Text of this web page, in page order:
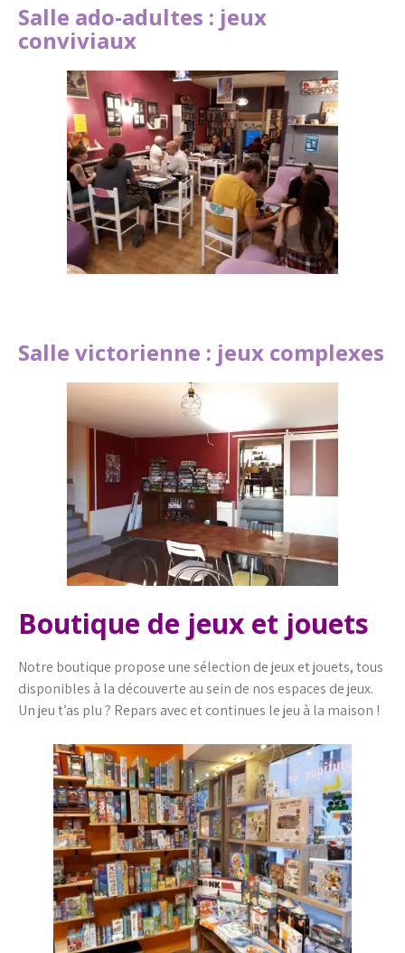
Salle ado-adultes : jeux
conviviaux
Salle victorienne : jeux complexes
Boutique de jeux et jouets
Notre boutique propose une sélection de jeux et jouets, tous
disponibles à la découverte au sein de nos espaces de jeux.
Un jeu t’as plu ? Repars avec et continues le jeu à la maison !